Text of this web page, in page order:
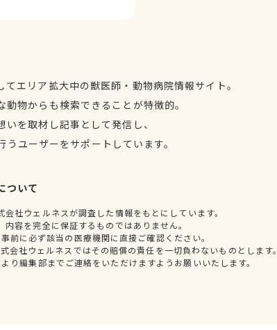
エリア拡大中の獣医師・動物病院情報サイト。
物からも検索できることが特徴的。
を取材し記事として発信し、
ユーザーをサポートしています。
ついて
社ウェルネスが調査した情報をもとにしています。
容を完全に保証するものではありません。
前に必ず該当の医療機関に直接ご確認ください。
社ウェルネスではその賠償の責任を一切負わないものとします。
編集部までご連絡をいただけますようお願いいたします。